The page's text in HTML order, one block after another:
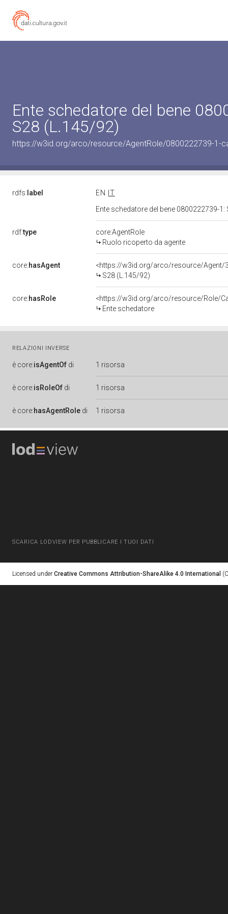
Ente schedatore del bene
S28 (L.145/92)
https://w3id.org/arco/resource/AgentRole/0800222739-1-
rdfs: label EN
IT
Ente schedatore del bene 0800222739-
rdf:type
core:AgentRole
Ruolo ricoperto da agente
core:hasAgent
<https://w3id.org/arco/resource/Agent/
S28 (L.145/92)
core:hasRole
<https://w3id.org/arco/resource/Role/
Ente schedatore
RELAZIONI INVERSE
è core:isAgentOf di 1 risorsa
è core:isRoleOf di 1 risorsa
è core:hasAgentRole di 1 risorsa
SCARICA LODVIEW PER PUBBLICARE I TUOI DATI
Licensed under Creative Commons Attribution-ShareAlike 4.0 International